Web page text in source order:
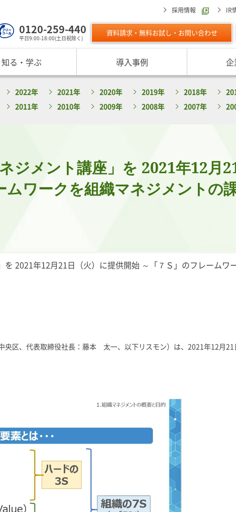
採用情報 IR
0120-259-440
平日9:00-18:00(土日祝除く)
資料請求・無料お試し・お問い合わせ
修
現在の評価指標に不満がある
反社チェックツールの
最適な与信限度額の設定
IPOに向けて
用
サービスのご利用について
ご利用料金
ご入会方法
サービスに対する取り組み
よくあるご質問
知る・学ぶ
知りたい
るための与信管理
リスクモンスターの独自調査レポート
リスモン調べ（直近リリース）
書籍のご案内
導入事例 企
ス品質向上
ンポイントプログラム
モン財団
ニュース
プレスリリース
2022年 2021年 2020年 2019年 2018年
2011年 2010年 2009年 2008年 2007年
ジメント講座」を 2021年12月
ムワークを組織マネジメントの
2021年12月21日（火）に提供開始 ～「７Ｓ」のフレームワ
区、代表取締役社長：藤本 太一、以下リスモン）は、2021年12月21